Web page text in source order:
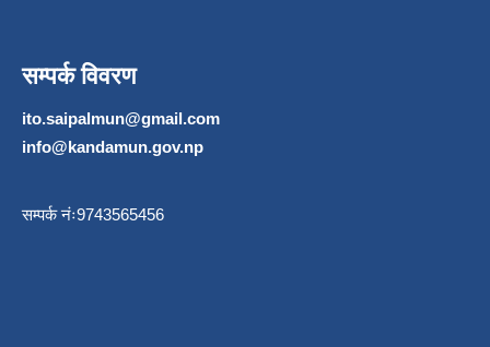
सम्पर्क विवरण
ito.saipalmun@gmail.com
info@kandamun.gov.np
सम्पर्क नंः9743565456